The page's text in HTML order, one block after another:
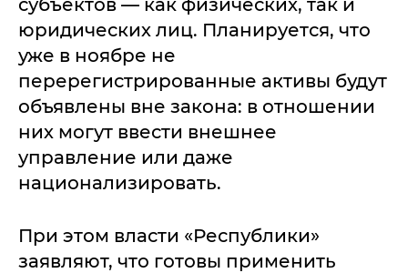
субъектов — как физических, так и
юридических лиц. Планируется, что
уже в ноябре не
перерегистрированные активы будут
объявлены вне закона: в отношении
них могут ввести внешнее
управление или даже
национализировать.
При этом власти «Республики»
заявляют, что готовы применить